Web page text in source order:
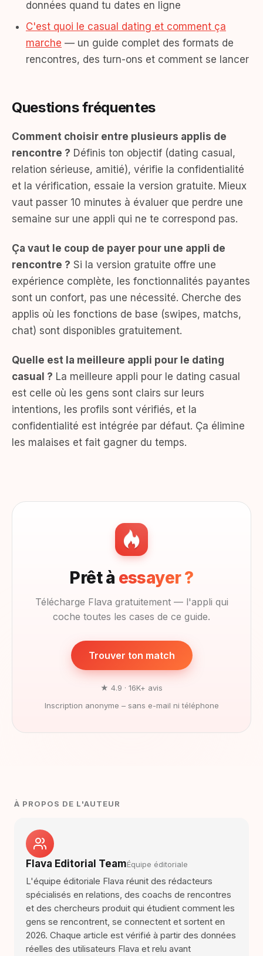
données quand tu dates en ligne
C'est quoi le casual dating et comment ça
marche — un guide complet des formats de
rencontres, des turn-ons et comment se lancer
Questions fréquentes
Comment choisir entre plusieurs applis de
rencontre ? Définis ton objectif (dating casual,
relation sérieuse, amitié), vérifie la confidentialité
et la vérification, essaie la version gratuite. Mieux
vaut passer 10 minutes à évaluer que perdre une
semaine sur une appli qui ne te correspond pas.
Ça vaut le coup de payer pour une appli de
rencontre ? Si la version gratuite offre une
expérience complète, les fonctionnalités payantes
sont un confort, pas une nécessité. Cherche des
applis où les fonctions de base (swipes, matchs,
chat) sont disponibles gratuitement.
Quelle est la meilleure appli pour le dating
casual ? La meilleure appli pour le dating casual
est celle où les gens sont clairs sur leurs
intentions, les profils sont vérifiés, et la
confidentialité est intégrée par défaut. Ça élimine
les malaises et fait gagner du temps.
Prêt à essayer ?
Télécharge Flava gratuitement — l'appli qui
coche toutes les cases de ce guide.
Trouver ton match
★ 4.9 · 16K+ avis
Inscription anonyme – sans e-mail ni téléphone
À PROPOS DE L'AUTEUR
Flava Editorial TeamÉquipe éditoriale
L'équipe éditoriale Flava réunit des rédacteurs
spécialisés en relations, des coachs de rencontres
et des chercheurs produit qui étudient comment les
gens se rencontrent, se connectent et sortent en
2026. Chaque article est vérifié à partir des données
réelles des utilisateurs Flava et relu avant